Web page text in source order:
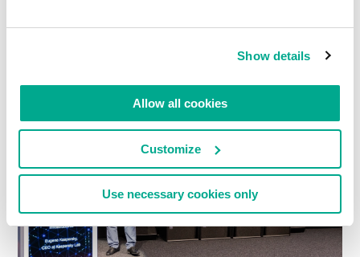
Show details
Allow all cookies
Customize
Use necessary cookies only